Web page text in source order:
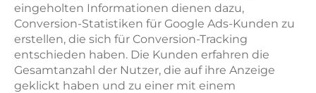
eingeholten Informationen dienen dazu,
Conversion-Statistiken für Google Ads-Kunden zu
erstellen, die sich für Conversion-Tracking
entschieden haben. Die Kunden erfahren die
Gesamtanzahl der Nutzer, die auf ihre Anzeige
geklickt haben und zu einer mit einem